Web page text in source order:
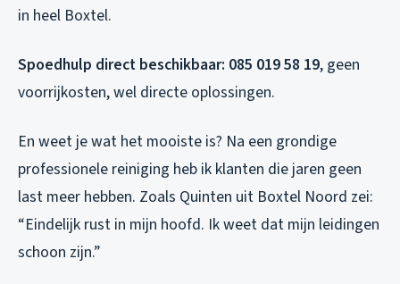
in heel Boxtel.
Spoedhulp direct beschikbaar: 085 019 58 19, geen
voorrijkosten, wel directe oplossingen.
En weet je wat het mooiste is? Na een grondige
professionele reiniging heb ik klanten die jaren geen
last meer hebben. Zoals Quinten uit Boxtel Noord zei:
“Eindelijk rust in mijn hoofd. Ik weet dat mijn leidingen
schoon zijn.”